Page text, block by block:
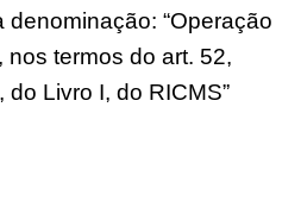
denominação: “Operação
termos do art. 52,
do Livro I, do RICMS”